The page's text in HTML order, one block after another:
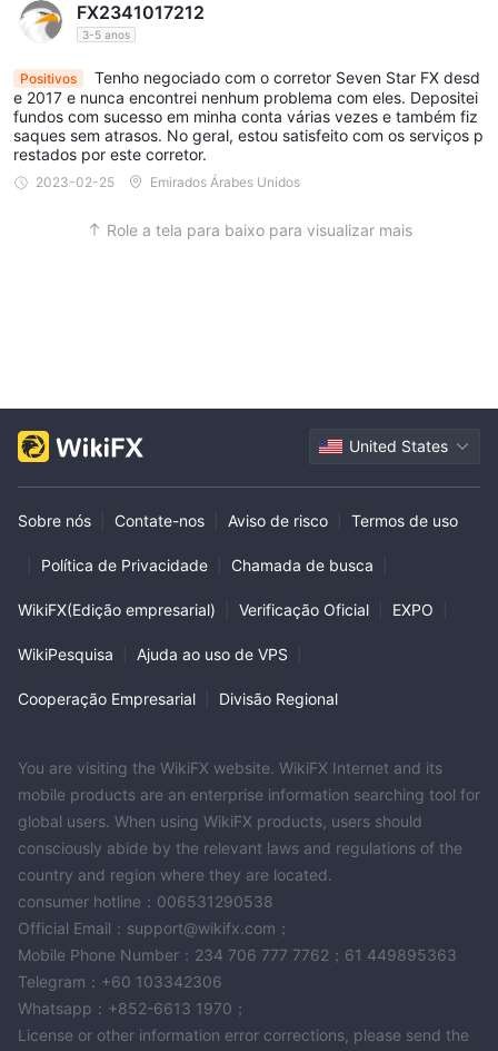
FX2341017212
3-5 anos
Positivos
Tenho negociado com o corretor Seven Star FX desd
e 2017 e nunca encontrei nenhum problema com eles. Depositei
fundos com sucesso em minha conta várias vezes e também fiz
saques sem atrasos. No geral, estou satisfeito com os serviços p
restados por este corretor.
2023-02-25 Emirados Árabes Unidos
Role a tela para baixo para visualizar mais
United States
Sobre nós Contate-nos Aviso de risco Termos de uso
Política de Privacidade Chamada de busca
WikiFX(Edição empresarial) Verificação Oficial EXPO
WikiPesquisa Ajuda ao uso de VPS
Cooperação Empresarial Divisão Regional
You are visiting the WikiFX website. WikiFX Internet and its
mobile products are an enterprise information searching tool for
global users. When using WikiFX products, users should
consciously abide by the relevant laws and regulations of the
country and region where they are located.
consumer hotline：006531290538
Official Email：support@wikifx.com；
Mobile Phone Number：234 706 777 7762；61 449895363
Telegram：+60 103342306
Whatsapp：+852-6613 1970；
License or other information error corrections, please send the